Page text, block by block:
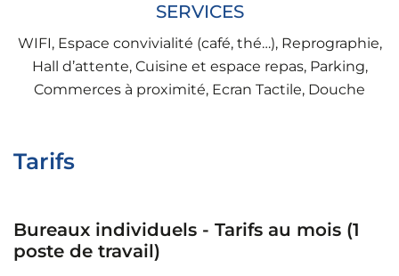
SERVICES
WIFI, Espace convivialité (café, thé…), Reprographie,
Hall d’attente, Cuisine et espace repas, Parking,
Commerces à proximité, Ecran Tactile, Douche
Tarifs
Bureaux individuels - Tarifs au mois (1
poste de travail)